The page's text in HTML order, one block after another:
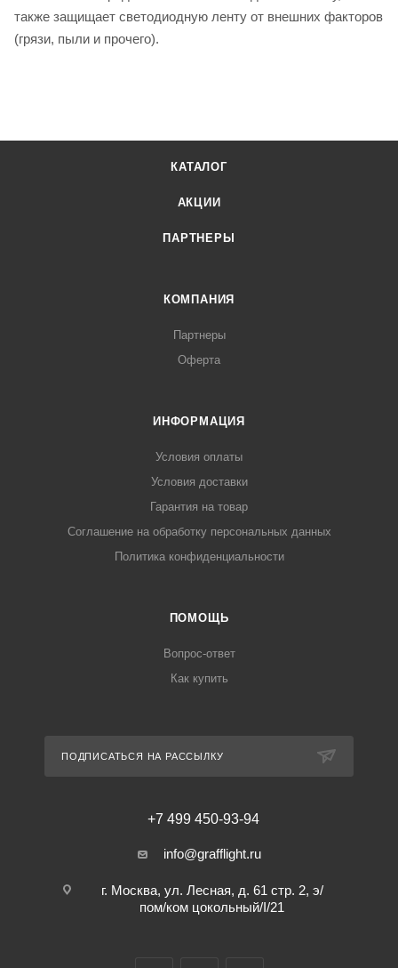
также защищает светодиодную ленту от внешних факторов
(грязи, пыли и прочего).
КАТАЛОГ
АКЦИИ
ПАРТНЕРЫ
КОМПАНИЯ
Партнеры
Оферта
ИНФОРМАЦИЯ
Условия оплаты
Условия доставки
Гарантия на товар
Соглашение на обработку персональных данных
Политика конфиденциальности
ПОМОЩЬ
Вопрос-ответ
Как купить
ПОДПИСАТЬСЯ НА РАССЫЛКУ
+7 499 450-93-94
info@grafflight.ru
г. Москва, ул. Лесная, д. 61 стр. 2, э/
пом/ком цокольный/I/21